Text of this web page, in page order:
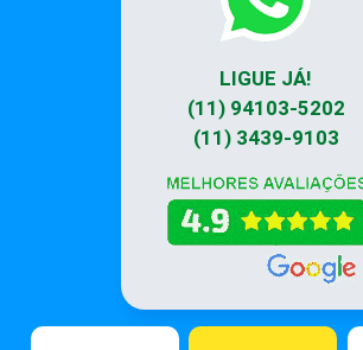
LIGUE JÁ!
(11) 94103-5202
(11) 3439-9103